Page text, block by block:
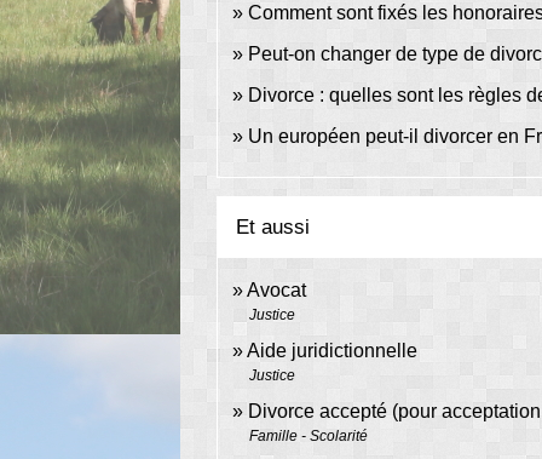
Comment sont fixés les
Peut-on changer de type de
Divorce : quelles sont les règles
Un européen peut-il divorcer en
Et aussi
Avocat
Justice
Aide juridictionnelle
Justice
Divorce accepté (pour
Famille - Scolarité